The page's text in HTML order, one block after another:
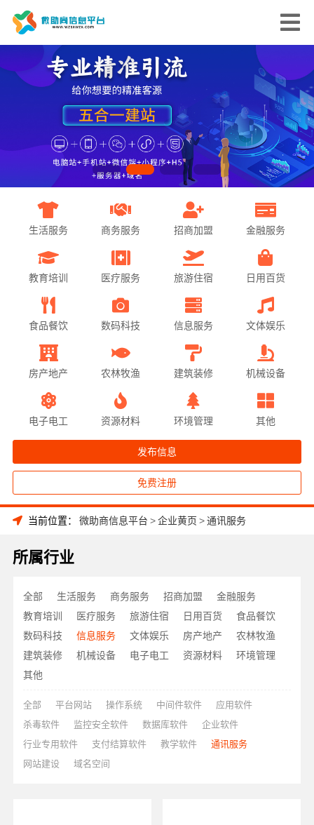
生活服务 商务服务 招商加盟 金融服务
教育培训 医疗服务 旅游住宿 日用百货
食品餐饮 数码科技 信息服务 文体娱乐
房产地产 农林牧渔 建筑装修 机械设备
电子电工 资源材料 环境管理 其他
发布信息
免费注册
当前位置： 微助商信息平台 >企业黄页 >通讯服务
所属行业
全部 生活服务 商务服务 招商加盟
金融服务
教育培训
医疗服务 旅游住宿 日用百货
食品餐饮
数码科技
信息服务 文体娱乐 房产地产
农林牧渔
建筑装修
机械设备 电子电工 资源材料
环境管理
其他
全部 平台网站 操作系统 中间件软件
应用软件
杀毒软件
监控安全软件 数据库软件
企业软件
行业专用软件
支付结算软件 教学软件
通讯服务
网站建设
域名空间